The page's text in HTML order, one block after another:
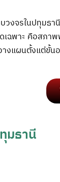
งจรในปทุมธา
ดเฉพาะ คือส
างแผนตั้งแต่ขั้
มธานี